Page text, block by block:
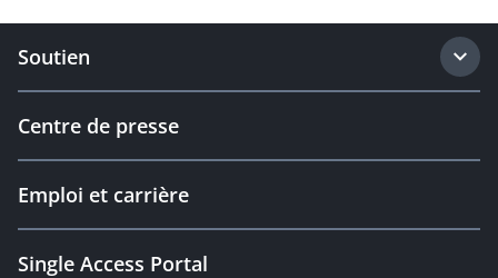
Soutien
Centre de presse
Emploi et carrière
Single Access Portal